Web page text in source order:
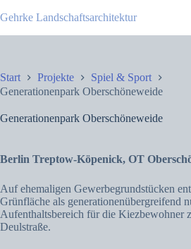
Inhalt
Gehrke Landschaftsarchitektur
Start Projekte
Spiel & Sport
Generationenpark Oberschöneweide
Generationenpark Oberschöneweide
Berlin Treptow-Köpenick, OT
Auf ehemaligen Gewerbegrundstücken
Grünfläche als generationenübergreifend
Aufenthaltsbereich für die Kiezbewohner
Deulstraße.